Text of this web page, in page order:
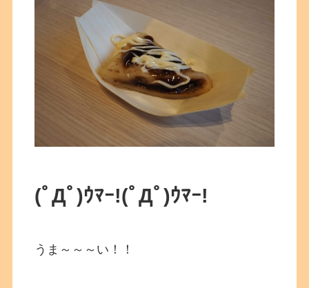
(ﾟДﾟ)ｳﾏｰ!(ﾟДﾟ)ｳﾏｰ!
うま～～～い！！